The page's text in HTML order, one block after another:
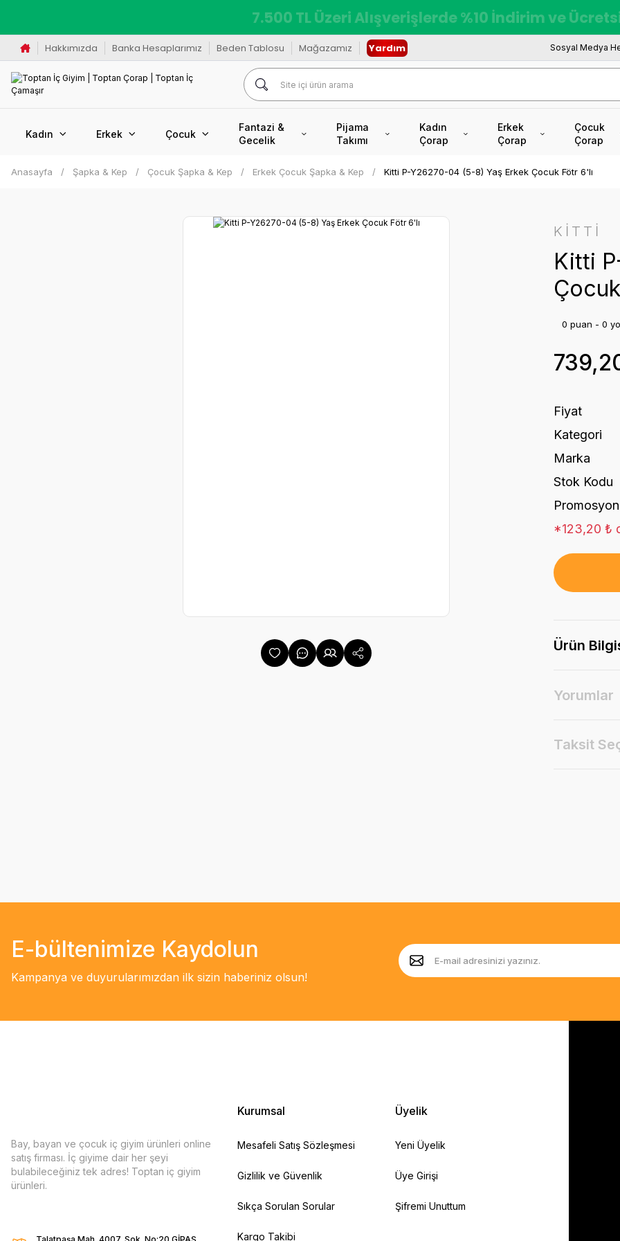
7.500 TL Üzeri Alışverişlerde %10 İndirim ve
Hakkımızda Banka Hesaplarımız Beden Tablosu Mağazamız Yardım Sosyal Medya
Kadın Erkek Çocuk
Fantazi &
Gecelik
Pijama
Takımı
Kadın
Çorap
Erkek
Çorap
Çocuk
Çorap
Anasayfa Şapka & Kep Çocuk Şapka & Kep Erkek Çocuk Şapka & Kep Kitti P-Y26270-04 (5-8) Yaş Erkek Çocuk Fötr 6'lı
KİTTİ
Kitti
0 puan - 0
Fiyat
Kategori
Marka
Stok Kodu
Promosyon
*123,20 ₺
Ürün
Yorumlar
Taksit
E-bültenimize Kaydolun
Kampanya ve duyurularımızdan ilk sizin haberiniz olsun!
Bay, bayan ve çocuk iç giyim ürünleri online
satış firması. İç giyime dair her şeyi
bulabileceğiniz tek adres! Toptan iç giyim
ürünleri.
Kurumsal
Mesafeli Satış Sözleşmesi
Gizlilik ve Güvenlik
Sıkça Sorulan Sorular
Kargo Takibi
Üyelik
Yeni Üyelik
Üye Girişi
Şifremi Unuttum